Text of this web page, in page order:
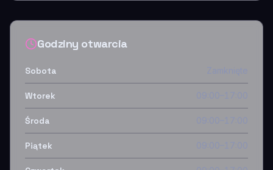
Godziny otwarcia
Sobota
Wtorek
Środa
Piątek